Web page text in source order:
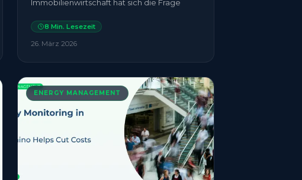
Immobilienwirtschaft hat sich die Frage
8 Min. Lesezeit
26. März 2026
ENERGY MANAGEMENT